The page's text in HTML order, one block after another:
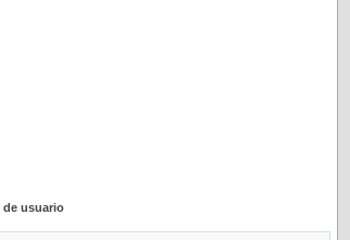
de usuario